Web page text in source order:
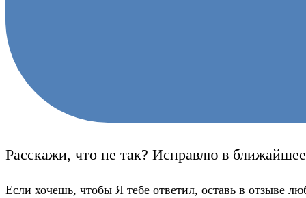
Расскажи, что не так? Исправлю в
Если хочешь, чтобы Я тебе ответил, оставь в отзыве